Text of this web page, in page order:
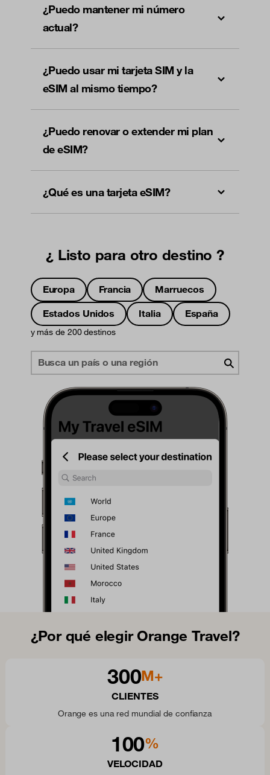
¿Puedo mantener mi número
actual?
¿Puedo usar mi tarjeta SIM y la
eSIM al mismo tiempo?
¿Puedo renovar o extender mi plan
de eSIM?
¿Qué es una tarjeta eSIM?
¿ Listo para otro destino ?
Europa Francia
Marruecos
Estados Unidos
Italia España
y más de 200 destinos
¿Por qué elegir Orange Travel?
300M+
CLIENTES
Orange es una red mundial de confianza
100%
VELOCIDAD